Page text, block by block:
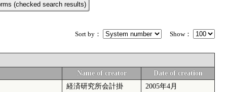
(checked search results)
Show：
Sort by：
Name of creator
Date of creation
経済研究所会計掛
2005年4月